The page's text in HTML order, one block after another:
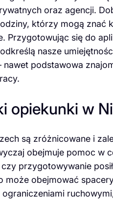
oraz agencji.
którzy mogą znać
Przygotowując się do
nasze
nawet podstawowa
opiekunki w
są zróżnicowane i
obejmuje pomoc w
przygotowywanie
może obejmować